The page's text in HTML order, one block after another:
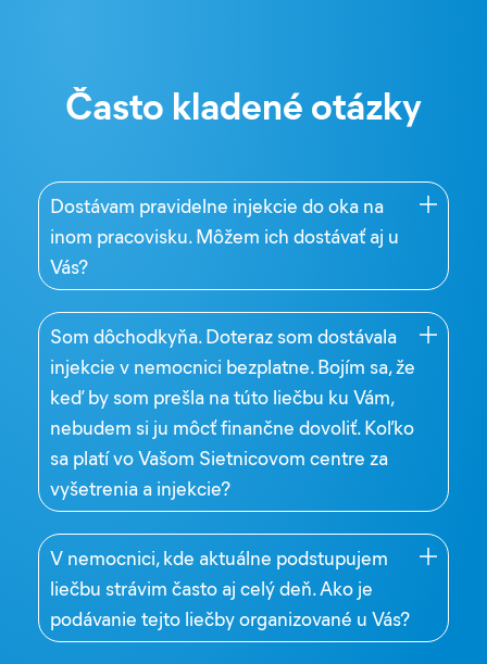
Často kladené otázky
Dostávam pravidelne injekcie do oka na
inom pracovisku. Môžem ich dostávať aj u
Vás?
Som dôchodkyňa. Doteraz som dostávala
injekcie v nemocnici bezplatne. Bojím sa, že
keď by som prešla na túto liečbu ku Vám,
nebudem si ju môcť finančne dovoliť. Koľko
sa platí vo Vašom Sietnicovom centre za
vyšetrenia a injekcie?
V nemocnici, kde aktuálne podstupujem
liečbu strávim často aj celý deň. Ako je
podávanie tejto liečby organizované u Vás?